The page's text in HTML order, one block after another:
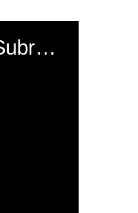
El mal momento de Yanina Gasañol con un hincha argentino en "Subrayado"